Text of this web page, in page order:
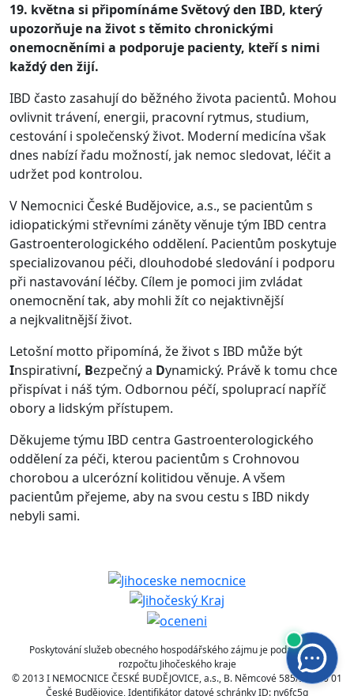
19. května si připomínáme Světový den IBD, který
upozorňuje na život stěmito chronickými
onemocněními a podporuje pacienty, kteří s nimi
každý den žijí.
IBD často zasahují do běžného života pacientů. Mohou
ovlivnit trávení, energii, pracovní rytmus, studium,
cestování i společenský život. Moderní medicína však
dnes nabízí řadu možností, jak nemoc sledovat, léčit a
udržet pod kontrolou.
V Nemocnici České Budějovice, a.s., se pacientům s
idiopatickými střevními záněty věnuje tým IBD centra
Gastroenterologického oddělení. Pacientům poskytuje
specializovanou péči, dlouhodobé sledování i podporu
při nastavování léčby. Cílem je pomoci jim zvládat
onemocnění tak, aby mohli žít co nejaktivnější
a nejkvalitnější život.
Letošní motto připomíná, že život s IBD může být
Inspirativní, Bezpečnýa Dynamický. Právě k tomu chce
přispívat i náš tým. Odbornou péčí, spoluprací napříč
obory a lidským přístupem.
Děkujeme týmu IBD centra Gastroenterologického
oddělení za péči, kterou pacientům s Crohnovou
chorobou a ulcerózní kolitidou věnuje. A všem
pacientům přejeme, aby na svou cestu s IBD nikdy
nebyli sami.
Poskytování služeb obecného hospodářského zájmu je podpořeno z
rozpočtu Jihočeského kraje
© 2013 I NEMOCNICE ČESKÉ BUDĚJOVICE, a.s., B. Němcové 585/54 370 01
České Budějovice, Identifikátor datové schránky ID: nv6fc5q